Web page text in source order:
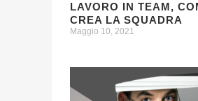
LAVORO IN TEAM,
CREA LA SQUADRA
Maggio 10, 2021